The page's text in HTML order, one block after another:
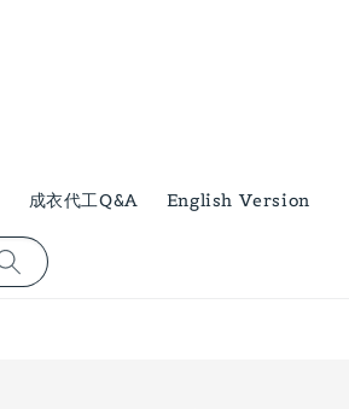
成衣代工Q&A English Version